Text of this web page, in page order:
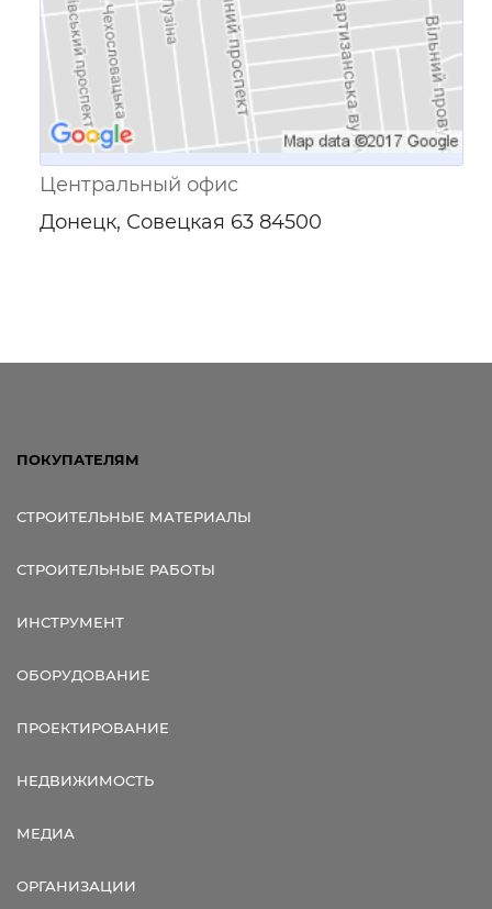
Центральный офис
Донецк, Совецкая 63 84500
ПОКУПАТЕЛЯМ
СТРОИТЕЛЬНЫЕ МАТЕРИАЛЫ
СТРОИТЕЛЬНЫЕ РАБОТЫ
ИНСТРУМЕНТ
ОБОРУДОВАНИЕ
ПРОЕКТИРОВАНИЕ
НЕДВИЖИМОСТЬ
МЕДИА
ОРГАНИЗАЦИИ